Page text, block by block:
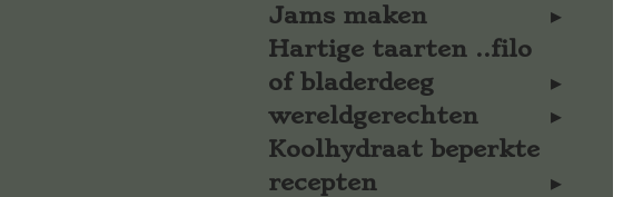
Jams maken
Hartige taarten ..filo
of bladerdeeg
wereldgerechten
Koolhydraat beperkte
recepten